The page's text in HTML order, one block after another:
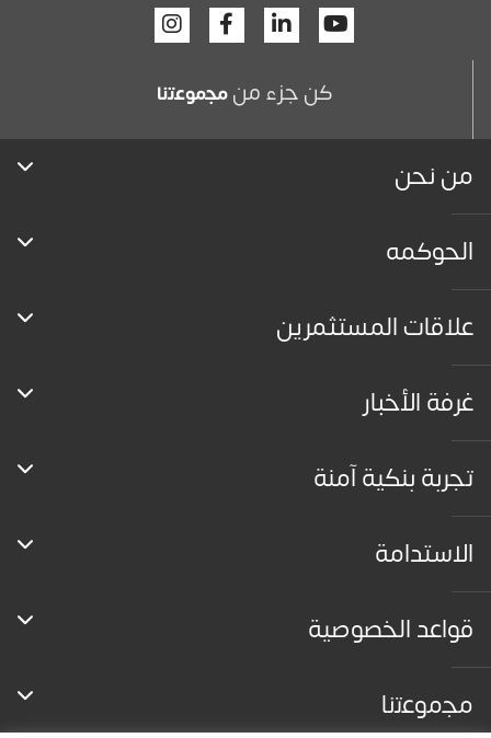
Youtube
Linkedin
Facebook
كن جزء منﻣﺟﻣوﻋﺗﻧﺎ
من نحن
الحوكمه
علاقات المستثمرين
غرفة الأخبار
تجربة بنكية آمنة
الاستدامة
قواعد الخصوصية
ﻣﺟﻣوﻋﺗﻧﺎ